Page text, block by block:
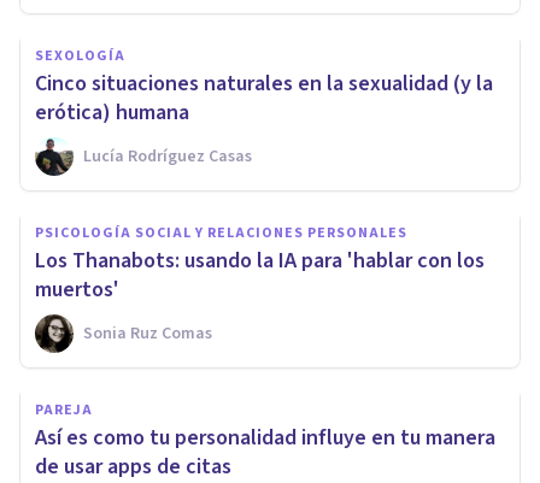
SEXOLOGÍA
Cinco situaciones naturales en la sexualidad (y la
erótica) humana
Lucía Rodríguez Casas
PSICOLOGÍA SOCIAL Y RELACIONES PERSONALES
Los Thanabots: usando la IA para 'hablar con los
muertos'
Sonia Ruz Comas
PAREJA
Así es como tu personalidad influye en tu manera
de usar apps de citas